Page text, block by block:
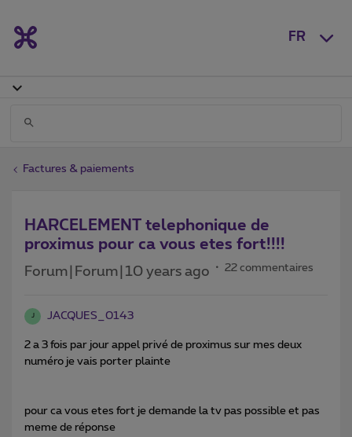
FR
Factures & paiements
HARCELEMENT telephonique de
proximus pour ca vous etes fort!!!!
Forum|Forum|10 years ago 22 commentaires
J JACQUES_0143
2 a 3 fois par jour appel privé de proximus sur mes deux
numéro je vais porter plainte
pour ca vous etes fort je demande la tv pas possible et pas
meme de réponse